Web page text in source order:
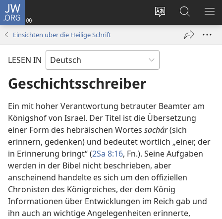
JW.ORG
Websitesprache
ändern
Anmelden
(öffnet
Suche
Einsichten über die Heilige Schrift
LESEN IN
Geschichtsschreiber
Ein mit hoher Verantwortung betrauter Beamter am
Königshof von Israel. Der Titel ist die Übersetzung
einer Form des hebräischen Wortes sachár(sich
erinnern, gedenken) und bedeutet wörtlich „einer, der
in Erinnerung bringt“ (2Sa 8:16, Fn.). Seine Aufgaben
werden in der Bibel nicht beschrieben, aber
anscheinend handelte es sich um den offiziellen
Chronisten des Königreiches, der dem König
Informationen über Entwicklungen im Reich gab und
ihn auch an wichtige Angelegenheiten erinnerte,